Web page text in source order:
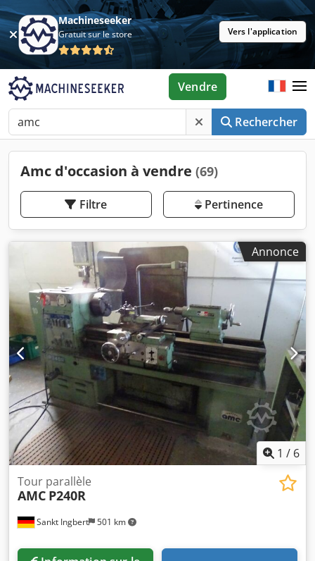
Machineseeker
Gratuit sur le store Vers l'application
Rechercher
Vendre
Amc d'occasion à vendre (69)
Filtre Pertinence
Annonce
1 / 6
Sankt Ingbert 501 km
Tour parallèle
AMC P240R